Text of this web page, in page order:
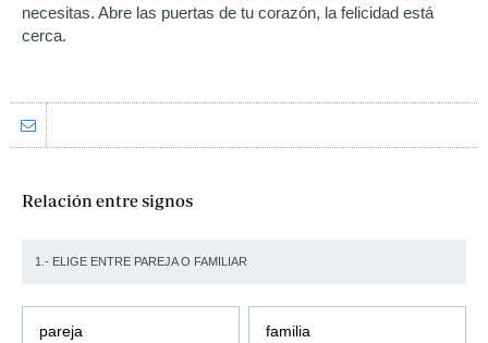
necesitas. Abre las puertas de tu corazón, la felicidad está
cerca.
Relación entre signos
1.- ELIGE ENTRE PAREJA O FAMILIAR
pareja familia